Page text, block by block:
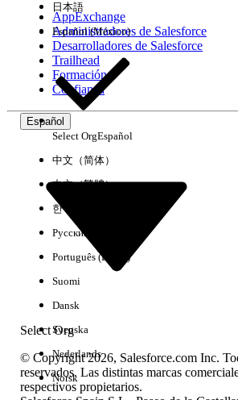
Experiencia
No hay resultados
AppExchange
Administradores de Salesforce
Desarrolladores de Salesforce
Trailhead
Formación
Confianza
Español
Select Org
日本語
Español (México)
Select OrgEspañol
中文（简体）
中文（繁體）
한국어
Русский
Português (Brasil)
Suomi
Dansk
Svenska
Nederlands
Norsk
© Copyright 2026, Salesforce.com Inc.
reservados. Las distintas marcas
respectivos propietarios.